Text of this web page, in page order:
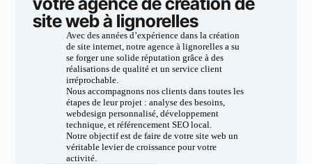
site web à lignorelles
Avec des années d’expérience dans la création
de site internet, notre agence à lignorelles a su
se forger une solide réputation grâce à des
réalisations de qualité et un service client
irréprochable.
Nous accompagnons nos clients dans toutes les
étapes de leur projet : analyse des besoins,
webdesign personnalisé, développement
technique, et référencement SEO local.
Notre objectif est de faire de votre site web un
véritable levier de croissance pour votre
activité.